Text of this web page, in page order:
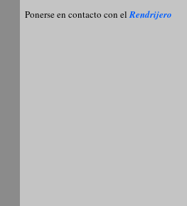
Ponerse en contacto con elRendrijero